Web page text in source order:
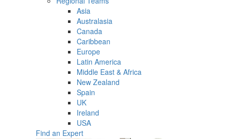
Asia
Australasia
Canada
Caribbean
Europe
Latin America
Middle East & Africa
New Zealand
Spain
UK
Ireland
USA
Find an Expert